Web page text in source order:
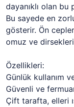
dayanıklı olan
Bu sayede en
gösterir. Ön
omuz ve dirsekleri
Özellikleri:
Günlük kullanım
Güvenli ve
Çift tarafta, elleri